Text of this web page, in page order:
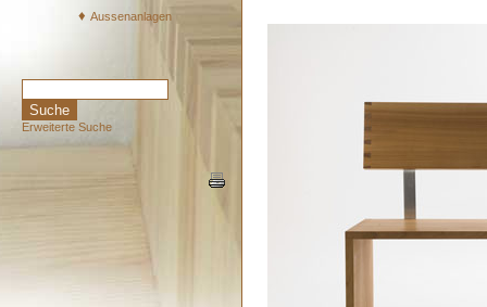
♦ Aussenanlagen
Erweiterte Suche